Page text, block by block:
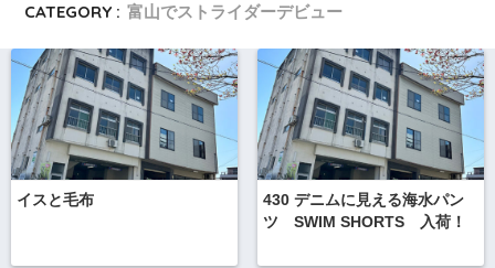
CATEGORY : 富山でストライダーデビュー
イスと毛布
430 デニムに見える海水パン
ツ SWIM SHORTS 入荷！